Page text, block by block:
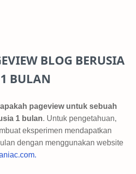
BLOG BERUSIA
1 BULAN
pageview untuk sebuah
1 bulan. Untuk pengetahuan,
eksperimen mendapatkan
dengan menggunakan website